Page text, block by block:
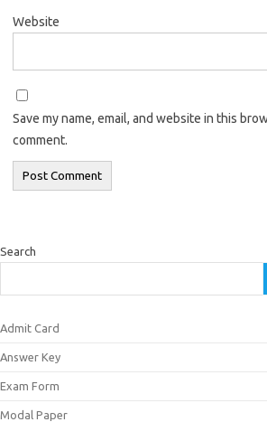
Website
Save my name, email, and website in this
comment.
Search
Admit Card
Answer Key
Exam Form
Modal Paper